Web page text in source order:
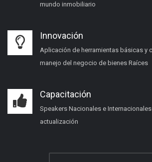
mundo inmobiliario
Innovación
Aplicación de herramientas básicas y
manejo del negocio de bienes Raíces
Capacitación
Speakers Nacionales e
actualización